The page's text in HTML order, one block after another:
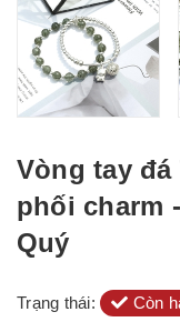
Vòng tay
phối charm
Quý
Trạng thái: Còn